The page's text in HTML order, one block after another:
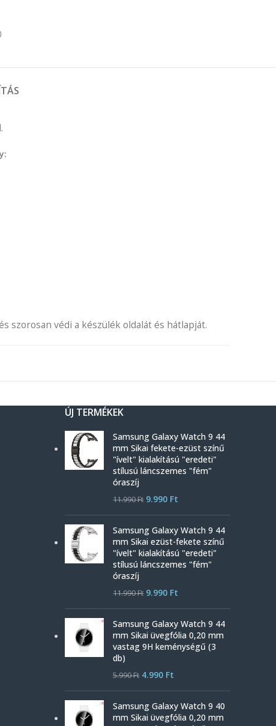
szorosan védi a készülék oldalát és hátlapját.
ÚJ TERMÉKEK
Samsung Galaxy Watch 9 44
mm Sikai fekete-ezüst színű
"ívelt" kialakítású "eredeti"
stílusú láncszemes "fém"
óraszíj
11.990Ft 9.990 Ft
Samsung Galaxy Watch 9 44
mm Sikai ezüst-fekete színű
"ívelt" kialakítású "eredeti"
stílusú láncszemes "fém"
óraszíj
11.990Ft 9.990 Ft
Samsung Galaxy Watch 9 44
mm Sikai üvegfólia 0,20 mm
vastag 9H keménységű (3
db)
5.990Ft 4.990 Ft
Samsung Galaxy Watch 9 40
mm Sikai üvegfólia 0,20 mm